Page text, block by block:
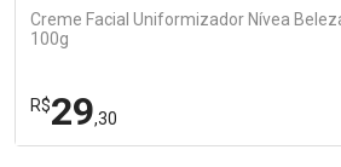
Creme Facial Uniformizador Nívea
100g
R$29,30